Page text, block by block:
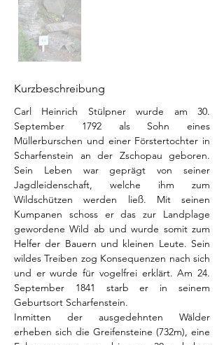
Kurzbeschreibung
Carl Heinrich Stülpner wurde am 30.
September 1792 als Sohn eines
Müllerburschen und einer Förstertochter in
Scharfenstein an der Zschopau geboren.
Sein Leben war geprägt von seiner
Jagdleidenschaft, welche ihm zum
Wildschützen werden ließ. Mit seinen
Kumpanen schoss er das zur Landplage
gewordene Wild ab und wurde somit zum
Helfer der Bauern und kleinen Leute. Sein
wildes Treiben zog Konsequenzen nach sich
und er wurde für vogelfrei erklärt. Am 24.
September 1841 starb er in seinem
Geburtsort Scharfenstein.
Inmitten der ausgedehnten Wälder
erheben sich die Greifensteine (732m), eine